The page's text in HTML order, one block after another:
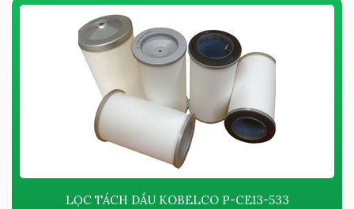
LỌC TÁCH DẦU KOBELCO P-CE13-533